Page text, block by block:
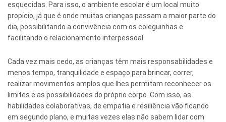
esquecidas. Para isso, o ambiente escolar é um local muito
propício, já que é onde muitas crianças passam a maior parte do
dia, possibilitando a convivência com os coleguinhas e
facilitando o relacionamento interpessoal.
Cada vez mais cedo, as crianças têm mais responsabilidades e
menos tempo, tranquilidade e espaço para brincar, correr,
realizar movimentos amplos que lhes permitam reconhecer os
limites e as possibilidades do próprio corpo. Com isso, as
habilidades colaborativas, de empatia e resiliência vão ficando
em segundo plano, e muitas vezes elas não sabem lidar com